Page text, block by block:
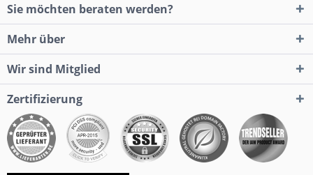
Sie möchten beraten werden?
Mehr über
Wir sind Mitglied
Zertifizierung